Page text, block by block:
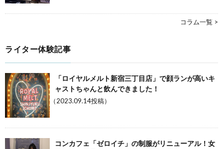
コラム一覧 >
ライター体験記事
「ロイヤルメルト新宿三丁目店」で顔ランが高いキ
ャストちゃんと飲んできました！
（2023.09.14投稿）
コンカフェ「ゼロイチ」の制服がリニューアル！女